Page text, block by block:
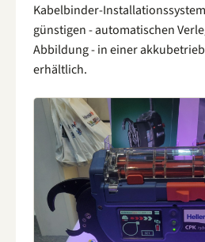
Kabelbinder-
günstigen - automatischen
Abbildung - in einer
erhältlich.